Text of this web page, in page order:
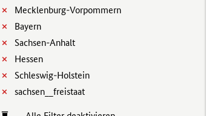
Mecklenburg-Vorpommern
Bayern
Sachsen-Anhalt
Hessen
Schleswig-Holstein
sachsen__freistaat